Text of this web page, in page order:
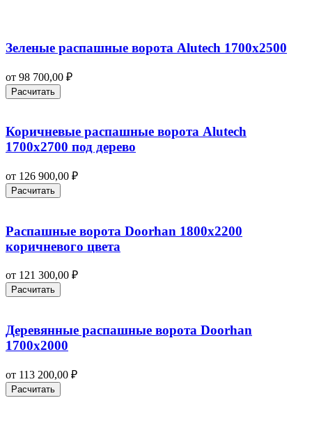
Зеленые распашные ворота Alutech 1700х2500
от 98 700,00 ₽
Расчитать
Коричневые распашные ворота Alutech
1700х2700 под дерево
от 126 900,00 ₽
Расчитать
Распашные ворота Doorhan 1800х2200
коричневого цвета
от 121 300,00 ₽
Расчитать
Деревянные распашные ворота Doorhan
1700х2000
от 113 200,00 ₽
Расчитать